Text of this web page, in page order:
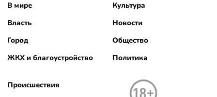
В мире
Власть
Город
ЖКХ и благоустройство
Культура
Новости
Общество
Политика
Происшествия